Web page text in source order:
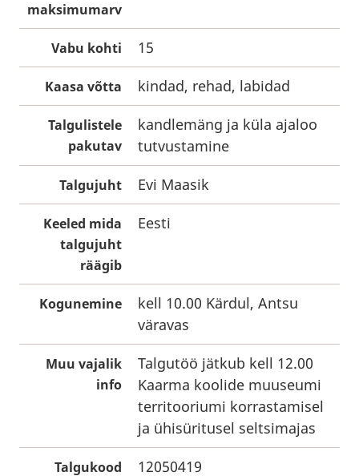
maksimumarv
Vabu kohti 15
Kaasa võtta kindad, rehad, labidad
Talgulistele
pakutav
kandlemäng ja küla ajaloo
tutvustamine
Talgujuht Evi Maasik
Keeled mida
talgujuht
räägib
Eesti
Kogunemine
kell 10.00 Kärdul, Antsu
väravas
Muu vajalik
info
Talgutöö jätkub kell 12.00
Kaarma koolide muuseumi
territooriumi korrastamisel
ja ühisüritusel seltsimajas
Talgukood 12050419